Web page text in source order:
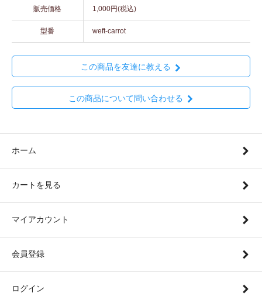
販売価格 1,000円(税込)
型番 weft-carrot
この商品を友達に教える
この商品について問い合わせる
ホーム
カートを見る
マイアカウント
会員登録
ログイン